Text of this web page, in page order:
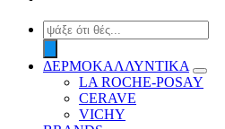
Products
search
ΔΕΡΜΟΚΑΛΛΥΝΤΙΚΑ
LA ROCHE-POSAY
CERAVE
VICHY